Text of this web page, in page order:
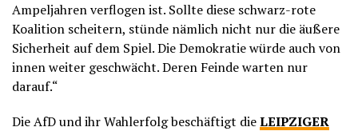
Ampeljahren verflogen ist. Sollte diese schwarz-rote
Koalition scheitern, stünde nämlich nicht nur die äußere
Sicherheit auf dem Spiel. Die Demokratie würde auch von
innen weiter geschwächt. Deren Feinde warten nur
darauf.“
Die AfD und ihr Wahlerfolg beschäftigt dieLEIPZIGER